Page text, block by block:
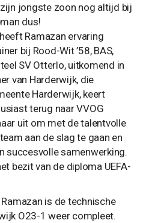
jongste zoon nog altijd bij
dus!
Ramazan ervaring
bij Rood-Wit ’58, BAS,
SV Otterlo, uitkomend in
van Harderwijk, die
Harderwijk, keert
terug naar VVOG
uit om met de talentvolle
aan de slag te gaan en
succesvolle samenwerking.
bezit van de diploma UEFA-
is de technische
O23-1 weer compleet.